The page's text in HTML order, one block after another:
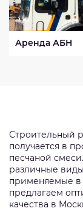
Аренда АБН
Строительный
получается в
песчаной
различные
применяемые в
предлагаем
качества в